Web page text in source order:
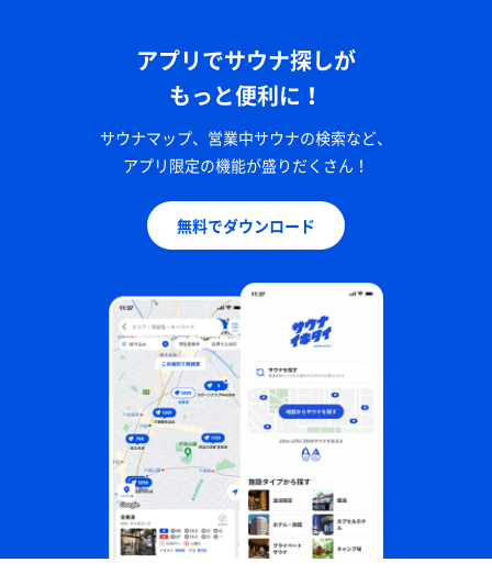
アプリでサウナ探しが
もっと便利に！
サウナマップ、営業中サウナの検索など、
アプリ限定の機能が盛りだくさん！
無料でダウンロード